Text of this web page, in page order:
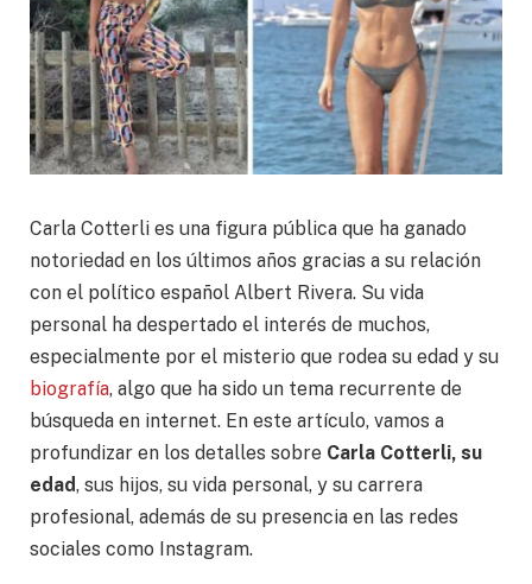
Carla Cotterli es una figura pública que ha ganado
notoriedad en los últimos años gracias a su relación
con el político español Albert Rivera. Su vida
personal ha despertado el interés de muchos,
especialmente por el misterio que rodea su edad y su
biografía, algo que ha sido un tema recurrente de
búsqueda en internet. En este artículo, vamos a
profundizar en los detalles sobre Carla Cotterli, su
edad, sus hijos, su vida personal, y su carrera
profesional, además de su presencia en las redes
sociales como Instagram.